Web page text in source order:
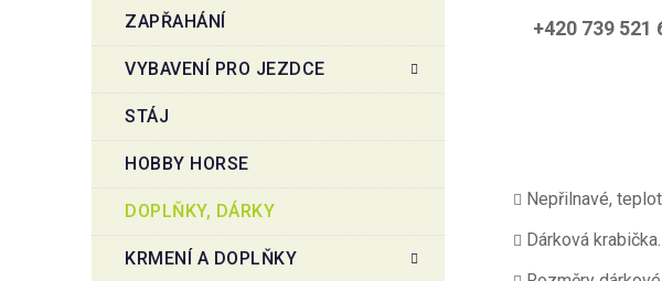
ZAPŘAHÁNÍ
VYBAVENÍ PRO JEZDCE
STÁJ
HOBBY HORSE
DOPLŇKY, DÁRKY
KRMENÍ A DOPLŇKY
+420 739 521
Nepřilnavé,
Dárková krabička.